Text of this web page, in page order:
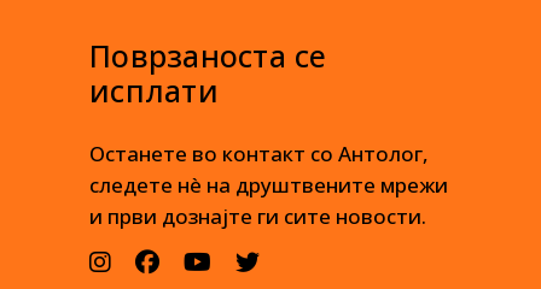
Поврзаноста се
исплати
Останете во контакт со Антолог,
следете нè на друштвените мрежи
и први дознајте ги сите новости.